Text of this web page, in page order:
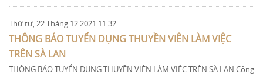
Thứ tư, 22 Tháng 12 2021 11:32
THÔNG BÁO TUYỂN DỤNG THUYỀN VIÊN LÀM VIỆC
TRÊN SÀ LAN
THÔNG BÁO TUYỂN DỤNG THUYỀN VIÊN LÀM VIỆC TRÊN SÀ LAN Công